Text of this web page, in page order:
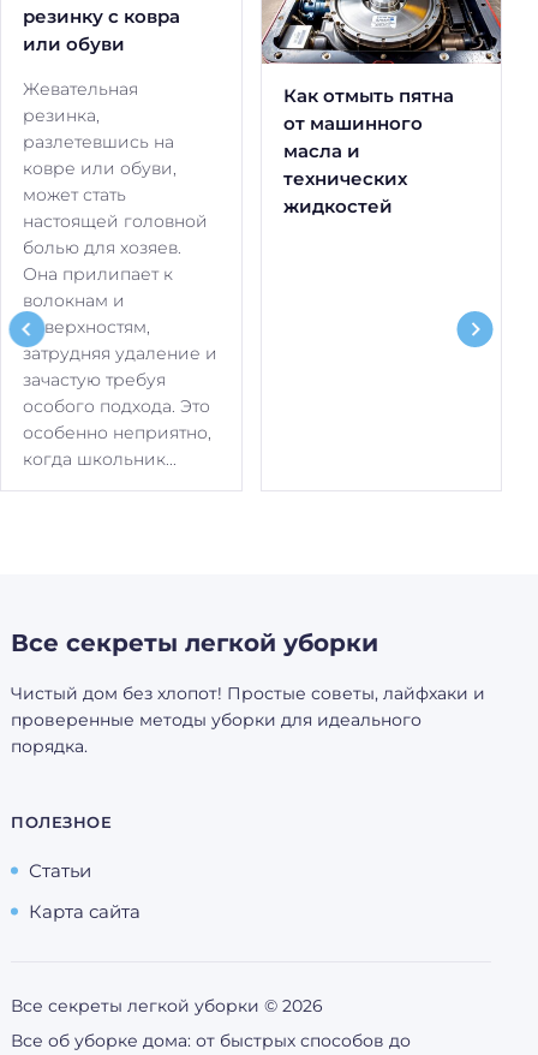
резинку с ковра
или обуви
Жевательная
резинка,
разлетевшись на
ковре или обуви,
может стать
настоящей головной
болью для хозяев.
Она прилипает к
волокнам и
поверхностям,
затрудняя удаление и
зачастую требуя
особого подхода. Это
особенно неприятно,
когда школьник...
Как отмыть пятна
от машинного
масла и
технических
жидкостей
Все секреты легкой уборки
Чистый дом без хлопот! Простые советы, лайфхаки и
проверенные методы уборки для идеального
порядка.
ПОЛЕЗНОЕ
Статьи
Карта сайта
Все секреты легкой уборки © 2026
Все об уборке дома: от быстрых способов до